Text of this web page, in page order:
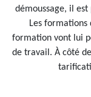
démoussage, il
Les formations
formation vont lui
de travail. À côté